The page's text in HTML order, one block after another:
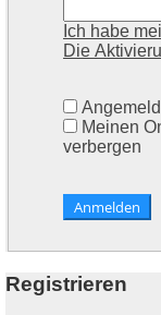
Ich habe
Die
Meinen
verbergen
Registrieren